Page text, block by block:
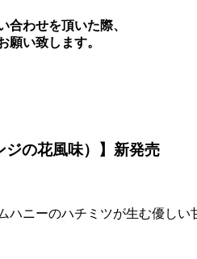
わせを頂いた際、
願い致します。
ジの花風味）】新発売
ニーのハチミツが生む優しい